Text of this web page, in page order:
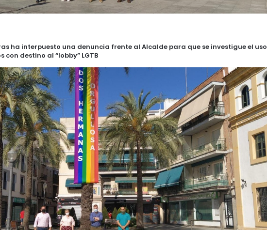
ha interpuesto una denuncia frente al Alcalde para que se investigue el uso
destino al “lobby” LGTB